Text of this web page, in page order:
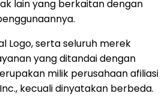
lain yang berkaitan dengan
Logo, serta seluruh merek
yang ditandai dengan
milik perusahaan afiliasi
kecuali dinyatakan berbeda.